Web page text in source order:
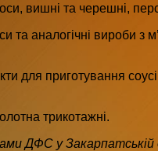
вишні та черешні,
та аналогічні вироби з
для приготування
трикотажні.
ДФС у Закарпатській